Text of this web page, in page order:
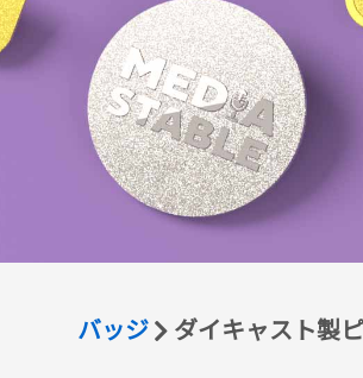
バッジ ダイキャスト製